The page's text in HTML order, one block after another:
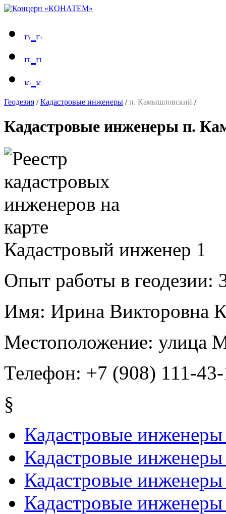
Геодезия /Кадастровые инженеры /п. Камышловский /
Кадастровые инженеры п.
Кадастровый инженер 1
Опыт работы в геодезии:
Имя: Ирина Викторовна
Местоположение: улица
Телефон: +7 (908) 111-
§
Кадастровые
Кадастровые
Кадастровые
Кадастровые